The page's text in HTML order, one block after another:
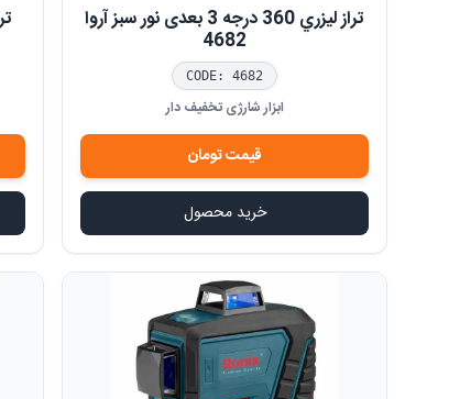
تراز ليزري 360 درجه 3 بعدی نور سبز آروا
4682
CODE: 4682
ابزار شارژی تخفیف دار
قیمتتومان
خرید محصول